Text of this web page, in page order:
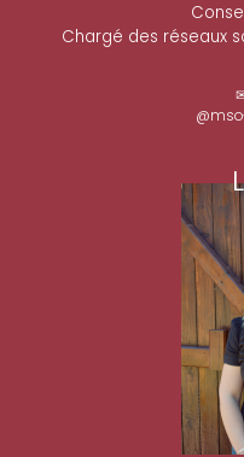
Chargé des réseaux